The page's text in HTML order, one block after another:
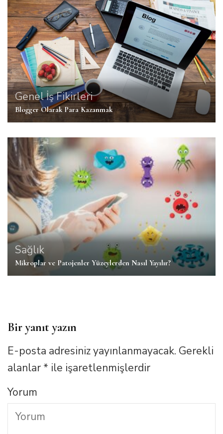
Genelİş Fikirleri
Blogger Olarak Para Kazanmak
Sağlık
Mikroplar ve Patojenler Yüzeylerden Nasıl Yayılır?
Bir yanıt yazın
E-posta adresiniz yayınlanmayacak. Gerekli
alanlar * ile işaretlenmişlerdir
Yorum